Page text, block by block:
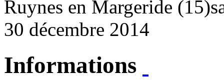
Ruynes en Margeride (15)
30 décembre 2014
Informations